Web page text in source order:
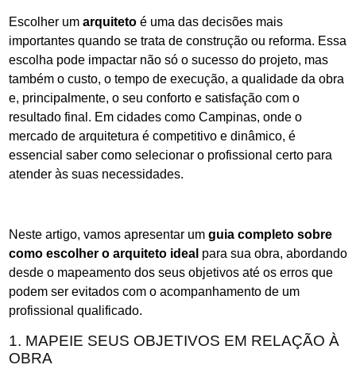
Escolher um arquiteto é uma das decisões mais
importantes quando se trata de construção ou reforma. Essa
escolha pode impactar não só o sucesso do projeto, mas
também o custo, o tempo de execução, a qualidade da obra
e, principalmente, o seu conforto e satisfação com o
resultado final. Em cidades como Campinas, onde o
mercado de arquitetura é competitivo e dinâmico, é
essencial saber como selecionar o profissional certo para
atender às suas necessidades.
Neste artigo, vamos apresentar um guia completo sobre
como escolher o arquiteto ideal para sua obra, abordando
desde o mapeamento dos seus objetivos até os erros que
podem ser evitados com o acompanhamento de um
profissional qualificado.
1. MAPEIE SEUS OBJETIVOS EM RELAÇÃO À
OBRA